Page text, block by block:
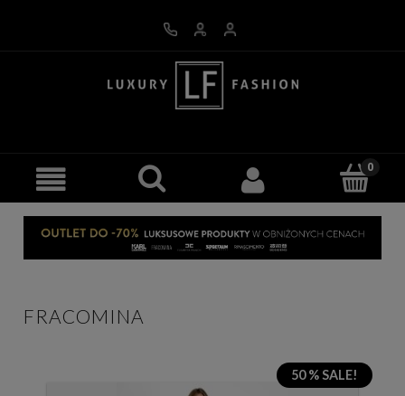
FRACOMINA
50 % SALE!